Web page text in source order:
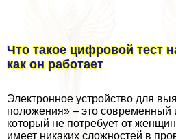
Что такое цифровой тест
как он работает
Электронное устройство для
положения» – это современный
который не потребует от
имеет никаких сложностей в